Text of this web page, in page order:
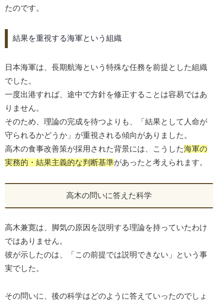
たのです。
結果を重視する海軍という組織
日本海軍は、長期航海という特殊な任務を前提とした組織
でした。
一度出港すれば、途中で方針を修正することは容易ではあ
りません。
そのため、理論の完成を待つよりも、「結果として人命が
守られるかどうか」が重視される傾向がありました。
高木の食事改善策が採用された背景には、こうした海軍の
実務的・結果主義的な判断基準があったと考えられます。
高木の問いに答えた科学
高木兼寛は、脚気の原因を説明する理論を持っていたわけ
ではありません。
彼が示したのは、「この前提では説明できない」という事
実でした。
その問いに、後の科学はどのように答えていったのでしょ